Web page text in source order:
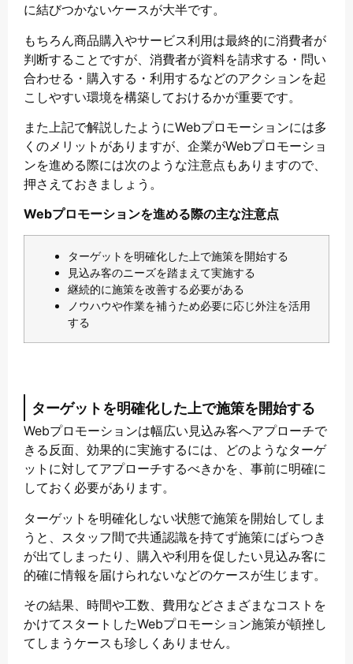
に結びつかないケースが大半です。
もちろん商品購入やサービス利用は最終的に消費者が
判断することですが、消費者が資料を請求する・問い
合わせる・購入する・利用するなどのアクションを起
こしやすい環境を構築しておけるかが重要です。
また上記で解説したようにWebプロモーションには多
くのメリットがありますが、企業がWebプロモーショ
ンを進める際には次のような注意点もありますので、
押さえておきましょう。
Webプロモーションを進める際の主な注意点
ターゲットを明確化した上で施策を開始する
見込み客のニーズを踏まえて実施する
継続的に施策を改善する必要がある
ノウハウや作業を補うため必要に応じ外注を活用
する
ターゲットを明確化した上で施策を開始する
Webプロモーションは幅広い見込み客へアプローチで
きる反面、効果的に実施するには、どのようなターゲ
ットに対してアプローチするべきかを、事前に明確に
しておく必要があります。
ターゲットを明確化しない状態で施策を開始してしま
うと、スタッフ間で共通認識を持てず施策にばらつき
が出てしまったり、購入や利用を促したい見込み客に
的確に情報を届けられないなどのケースが生じます。
その結果、時間や工数、費用などさまざまなコストを
かけてスタートしたWebプロモーション施策が頓挫し
てしまうケースも珍しくありません。